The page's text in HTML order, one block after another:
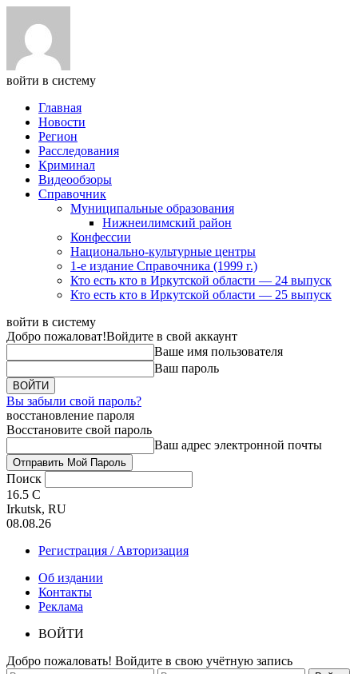
войти в систему
Главная
Новости
Регион
Расследования
Криминал
Видеообзоры
Справочник
Муниципальные образования
Нижнеилимский район
Конфессии
Национально-культурные центры
1-е издание Справочника (1999 г.)
Кто есть кто в Иркутской области — 24 выпуск
Кто есть кто в Иркутской области — 25 выпуск
войти в систему
Добро пожаловат!Войдите в свой аккаунт
Ваше имя пользователя
Ваш пароль
Вы забыли свой пароль?
восстановление пароля
Восстановите свой пароль
Ваш адрес электронной почты
Поиск
16.5 C
Irkutsk, RU
08.08.26
Регистрация / Авторизация
Об издании
Контакты
Реклама
ВОЙТИ
Добро пожаловать! Войдите в свою учётную запись